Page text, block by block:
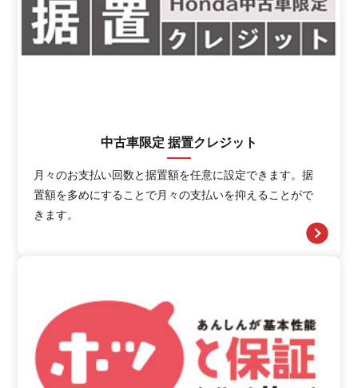
中古車限定 据置クレジット
月々のお支払い回数と据置額を任意に設定できます。据
置額を多めにすることで月々の支払いを抑えることがで
きます。